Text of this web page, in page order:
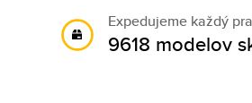
Expedujeme každý
9618 modelov